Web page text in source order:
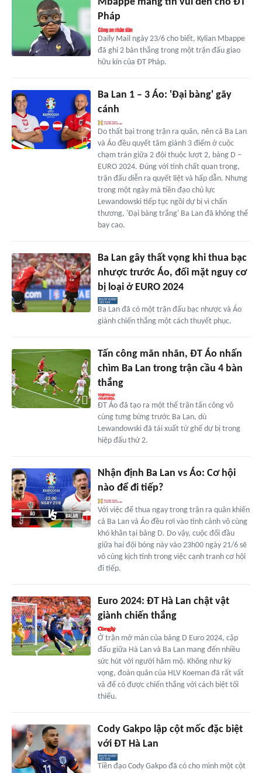
Mbappe mang tin vui đến cho ĐT
Pháp
Daily Mail ngày 23/6 cho biết, Kylian Mbappe
đã ghi 2 bàn thắng trong một trận đấu giao
hữu kín của ĐT Pháp.
Ba Lan 1 – 3 Áo: 'Đại bàng' gãy
cánh
Do thất bại trong trận ra quân, nên cả Ba Lan
và Áo đều quyết tâm giành 3 điểm ở cuộc
chạm trán giữa 2 đội thuộc lượt 2, bảng D –
EURO 2024. Đúng với tính chất quan trọng,
trận đấu diễn ra quyết liệt và hấp dẫn. Nhưng
trong một ngày mà tiền đạo chủ lực
Lewandowski tiếp tục ngồi dự bị vì chấn
thương, 'Đại bàng trắng' Ba Lan đã không thể
bay cao.
Ba Lan gây thất vọng khi thua bạc
nhược trước Áo, đối mặt nguy cơ
bị loại ở EURO 2024
Ba Lan đã có một trận đấu bạc nhược và Áo
giành chiến thắng một cách thuyết phục.
Tấn công mãn nhãn, ĐT Áo nhấn
chìm Ba Lan trong trận cầu 4 bàn
thắng
ĐT Áo đã tạo ra một thế trận tấn công vô
cùng tưng bừng trước Ba Lan, dù
Lewandowski đã tái xuất từ ghế dự bị trong
hiệp đấu thứ 2.
Nhận định Ba Lan vs Áo: Cơ hội
nào để đi tiếp?
Với việc để thua ngay trong trận ra quân khiến
cả Ba Lan và Áo đều rơi vào tình cảnh vô cùng
khó khăn tại bảng D. Do vậy, cuộc đối đầu
giữa hai đội bóng này vào 23h00 ngày 21/6 sẽ
vô cùng kịch tính trong việc cạnh tranh cơ hội
đi tiếp.
Euro 2024: ĐT Hà Lan chật vật
giành chiến thắng
Ở trận mở màn của bảng D Euro 2024, cặp
đấu giữa Hà Lan và Ba Lan mang đến nhiều
sức hút với người hâm mộ. Không như kỳ
vọng, đoàn quân của HLV Koeman đã rất vất
vả để có được chiến thắng với cách biệt tối
thiểu.
Cody Gakpo lập cột mốc đặc biệt
với ĐT Hà Lan
Tiền đạo Cody Gakpo đã có cho mình một cột